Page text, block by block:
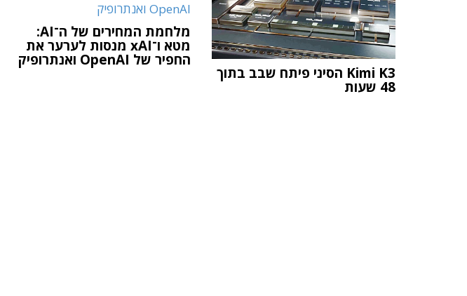
Kimi K3 הסיני פיתח שבב בתוך
48 שעות
מלחמת המחירים של ה־AI:
מטא ו־xAI מנסות לערער את
החפיר של OpenAI ואנתרופיק